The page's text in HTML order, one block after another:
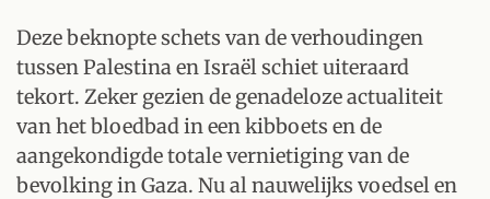
Deze beknopte schets van de verhoudingen
tussen Palestina en Israël schiet uiteraard
tekort. Zeker gezien de genadeloze actualiteit
van het bloedbad in een kibboets en de
aangekondigde totale vernietiging van de
bevolking in Gaza. Nu al nauwelijks voedsel en